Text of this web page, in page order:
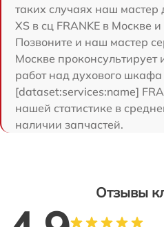
таких случаях наш мастер
XS в сц FRANKE в Москве
Позвоните и наш мастер
Москве проконсультирует
работ над духового шкафа
[dataset:services:name]
нашей статистике в
наличии запчастей.
Отзывы